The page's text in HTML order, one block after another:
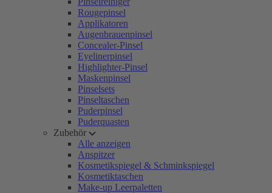
Rougepinsel
Applikatoren
Augenbrauenpinsel
Concealer-Pinsel
Eyelinerpinsel
Highlighter-Pinsel
Maskenpinsel
Pinselsets
Pinseltaschen
Puderpinsel
Puderquasten
Zubehör
Alle anzeigen
Anspitzer
Kosmetikspiegel & Schminkspiegel
Kosmetiktaschen
Make-up Leerpaletten